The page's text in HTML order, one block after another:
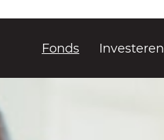
Fonds Investeren